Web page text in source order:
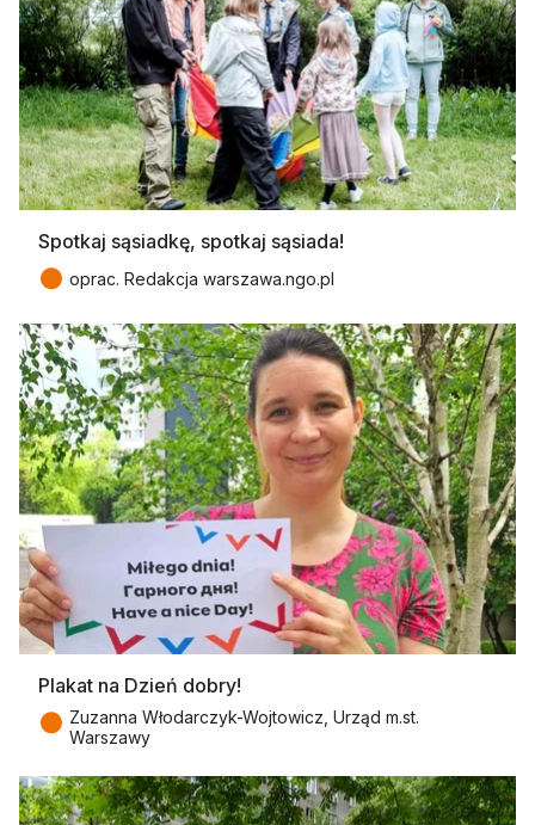
Spotkaj sąsiadkę, spotkaj sąsiada!
● oprac. Redakcja warszawa.ngo.pl
Plakat na Dzień dobry!
● Zuzanna Włodarczyk-Wojtowicz, Urząd m.st.
Warszawy